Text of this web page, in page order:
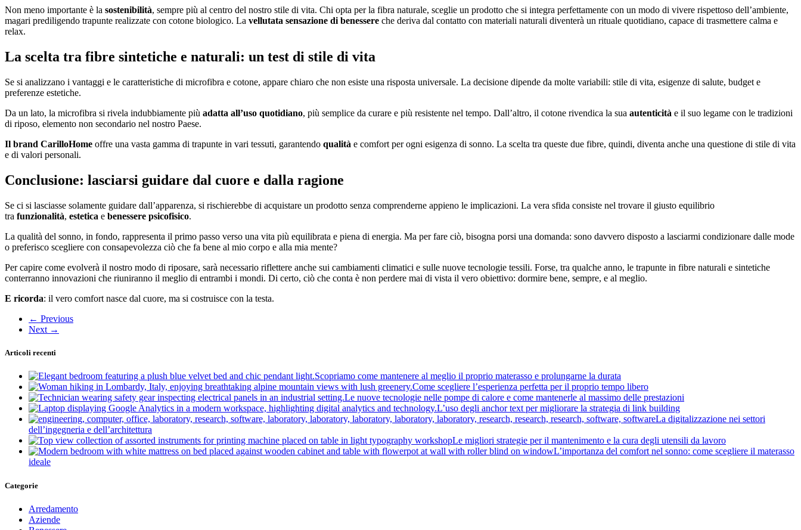
Non meno importante è la sostenibilità, sempre più al centro del nostro stile di vita. Chi opta per la fibra naturale, sceglie un prodotto che si integra perfettamente con un modo di vivere rispettoso dell’ambiente,
magari prediligendo trapunte realizzate con cotone biologico. La vellutata sensazione di benessere che deriva dal contatto con materiali naturali diventerà un rituale quotidiano, capace di trasmettere calma e
relax.
La scelta tra fibre sintetiche e naturali: un test di stile di vita
Se si analizzano i vantaggi e le caratteristiche di microfibra e cotone, appare chiaro che non esiste una risposta universale. La decisione dipende da molte variabili: stile di vita, esigenze di salute, budget e
preferenze estetiche.
Da un lato, la microfibra si rivela indubbiamente più adatta all’uso quotidiano, più semplice da curare e più resistente nel tempo. Dall’altro, il cotone rivendica la sua autenticità e il suo legame con le tradizioni
di riposo, elemento non secondario nel nostro Paese.
Il brand CarilloHome offre una vasta gamma di trapunte in vari tessuti, garantendo qualità e comfort per ogni esigenza di sonno. La scelta tra queste due fibre, quindi, diventa anche una questione di stile di vita
e di valori personali.
Conclusione: lasciarsi guidare dal cuore e dalla ragione
Se ci si lasciasse solamente guidare dall’apparenza, si rischierebbe di acquistare un prodotto senza comprenderne appieno le implicazioni. La vera sfida consiste nel trovare il giusto equilibrio
tra funzionalità, estetica e benessere psicofisico.
La qualità del sonno, in fondo, rappresenta il primo passo verso una vita più equilibrata e piena di energia. Ma per fare ciò, bisogna porsi una domanda: sono davvero disposto a lasciarmi condizionare dalle mode
o preferisco scegliere con consapevolezza ciò che fa bene al mio corpo e alla mia mente?
Per capire come evolverà il nostro modo di riposare, sarà necessario riflettere anche sui cambiamenti climatici e sulle nuove tecnologie tessili. Forse, tra qualche anno, le trapunte in fibre naturali e sintetiche
conterranno innovazioni che riuniranno il meglio di entrambi i mondi. Di certo, ciò che conta è non perdere mai di vista il vero obiettivo: dormire bene, sempre, e al meglio.
E ricorda: il vero comfort nasce dal cuore, ma si costruisce con la testa.
← Previous
Next →
Articoli recenti
Scopriamo come mantenere al meglio il proprio materasso e prolungarne la durata
Come scegliere l’esperienza perfetta per il proprio tempo libero
Le nuove tecnologie nelle pompe di calore e come mantenerle al massimo delle prestazioni
L’uso degli anchor text per migliorare la strategia di link building
La digitalizzazione nei settori
dell’ingegneria e dell’architettura
Le migliori strategie per il mantenimento e la cura degli utensili da lavoro
L’importanza del comfort nel sonno: come scegliere il materasso
ideale
Categorie
Arredamento
Aziende